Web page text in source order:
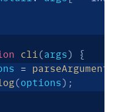
cli(args )
{
=
(options ) ;